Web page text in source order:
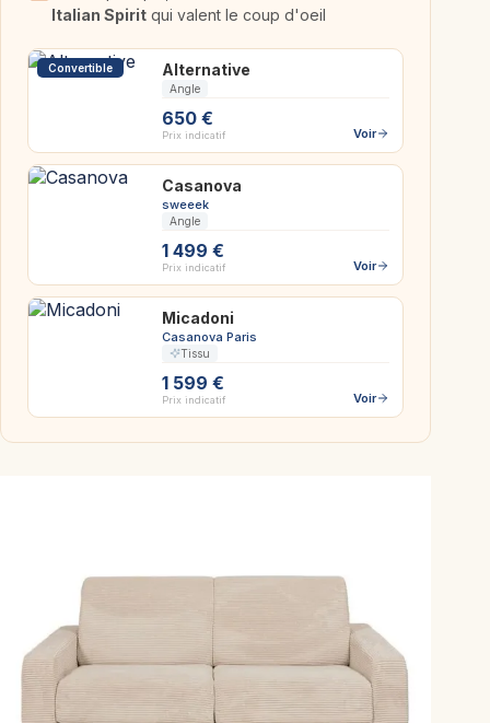
Italian Spirit qui valent le coup d'oeil
Convertible Alternative
Angle
650 €
Prix indicatif Voir
Casanova
sweeek
Angle
1 499 €
Prix indicatif Voir
Micadoni
Casanova Paris
Tissu
1 599 €
Prix indicatif Voir